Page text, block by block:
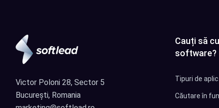
Victor Poloni 28, Sector 5
București, Romania
Cauți să
software?
Tipuri de
Căutare în